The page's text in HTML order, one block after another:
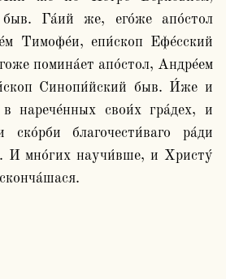
быв. Га́ий же, его́же апо́стол
Тимофе́и, епи́скоп Ефе́сский
помина́ет апо́стол, Андре́ем
Синопи́йский быв. И́же и
в нарече́нных свои́х гра́дех, и
благочести́ваго ра́ди
И мно́гих научи́вше, и Христу́